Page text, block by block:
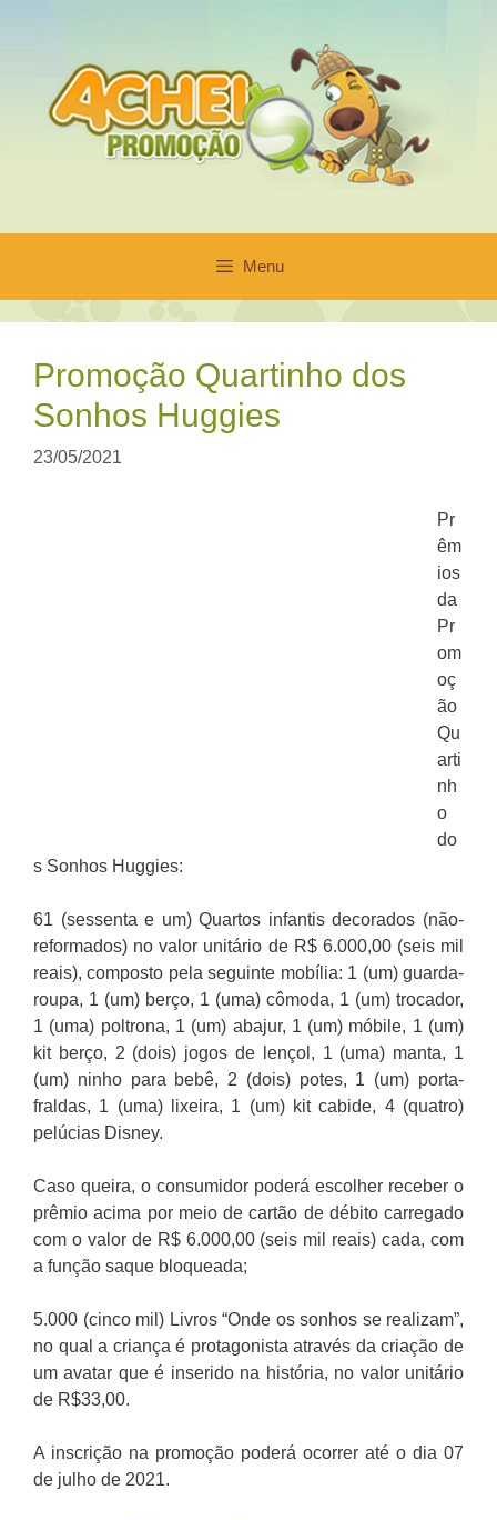
conteúdo
Menu
Promoção Quartinho dos
Sonhos Huggies
23/05/2021
Pr
êm
ios
da
Pr
om
oç
ão
Qu
arti
nh
o
do
s Sonhos Huggies:
61 (sessenta e um) Quartos infantis decorados (não-
reformados) no valor unitário de R$ 6.000,00 (seis mil
reais), composto pela seguinte mobília: 1 (um) guarda-
roupa, 1 (um) berço, 1 (uma) cômoda, 1 (um) trocador,
1 (uma) poltrona, 1 (um) abajur, 1 (um) móbile, 1 (um)
kit berço, 2 (dois) jogos de lençol, 1 (uma) manta, 1
(um) ninho para bebê, 2 (dois) potes, 1 (um) porta-
fraldas, 1 (uma) lixeira, 1 (um) kit cabide, 4 (quatro)
pelúcias Disney.
Caso queira, o consumidor poderá escolher receber o
prêmio acima por meio de cartão de débito carregado
com o valor de R$ 6.000,00 (seis mil reais) cada, com
a função saque bloqueada;
5.000 (cinco mil) Livros “Onde os sonhos se realizam”,
no qual a criança é protagonista através da criação de
um avatar que é inserido na história, no valor unitário
de R$33,00.
A inscrição na promoção poderá ocorrer até o dia 07
de julho de 2021.